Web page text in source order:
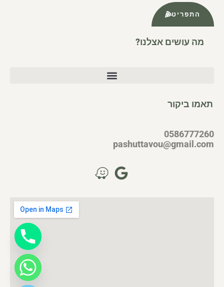
התפריט
מה עושים אצלנו?
תאמו ביקור
0586777260
pashuttavou@gmail.com